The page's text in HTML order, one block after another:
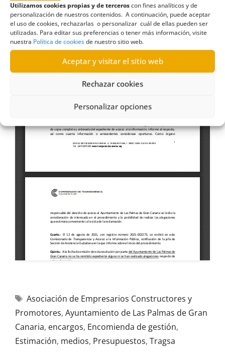
Utilizamos cookies propias y de terceroscon fines analíticos y de
personalización de nuestros contenidos. A continuación, puede aceptar
el uso de cookies, rechazarlas o personalizar cuál de ellas pueden ser
utilizadas. Para editar sus preferencias o tener más información, visite
nuestra Política de cookiesde nuestro sitio web.
Aceptar y visitar el sitio web
Rechazar cookies
Personalizar opciones
Asociación de Empresarios Constructores y
Promotores, Ayuntamiento de Las Palmas de Gran
Canaria, encargos, Encomienda de gestión,
Estimación, medios, Presupuestos, Tragsa